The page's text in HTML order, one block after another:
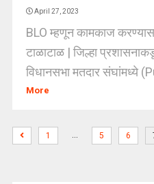
April 27, 2023
BLO म्हणून कामकाज करण्यास
टाळाटाळ | जिल्हा
विधानसभा मतदार संघांमध्ये
More
1 … 5 6